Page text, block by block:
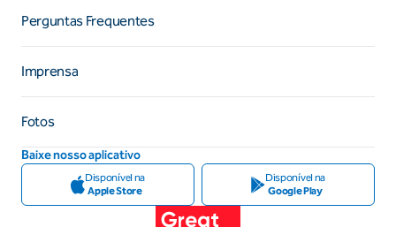
Perguntas Frequentes
Imprensa
Fotos
Baixe nosso aplicativo
Disponível na
Apple Store
Disponível na
Google Play